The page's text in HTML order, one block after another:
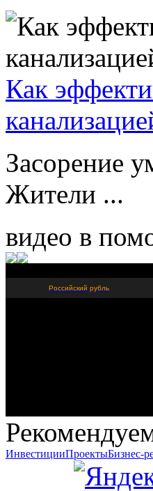
Как
Засорение
Жители ...
видео в
Российский рубль
ИнвестицииПроектыБизнес-